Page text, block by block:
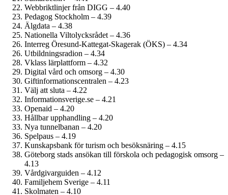
Webbriktlinjer från DIGG – 4.40
Pedagog Stockholm – 4.39
Älgdata – 4.38
Nationella Viltolycksrådet – 4.36
Interreg Öresund-Kattegat-Skagerak (ÖKS) – 4.34
Utbildningsradion – 4.34
Vklass lärplattform – 4.32
Digital vård och omsorg – 4.30
Giftinformations­centralen – 4.23
Välj att sluta – 4.22
Informationsverige.se – 4.21
Openaid – 4.20
Hållbar upphandling – 4.20
Nya tunnelbanan – 4.20
Spelpaus – 4.19
Kunskapsbank för turism och besöksnäring – 4.15
Göteborg stads ansökan till förskola och pedagogisk omsorg –
4.13
Vårdgivarguiden – 4.12
Familjehem Sverige – 4.11
Skolmaten – 4.10